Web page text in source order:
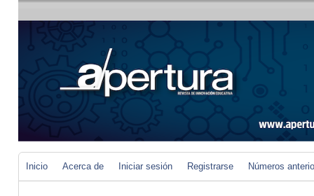
Inicio Acerca de Iniciar sesión Registrarse Números